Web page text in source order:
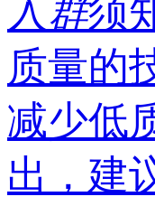
入群须
质量的
减少低
出，建